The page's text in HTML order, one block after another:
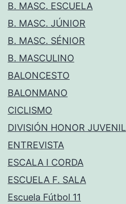
B. MASC. ESCUELA
B. MASC. JÚNIOR
B. MASC. SÉNIOR
B. MASCULINO
BALONCESTO
BALONMANO
CICLISMO
DIVISIÓN HONOR JUVENIL
ENTREVISTA
ESCALA I CORDA
ESCUELA F. SALA
Escuela Fútbol 11